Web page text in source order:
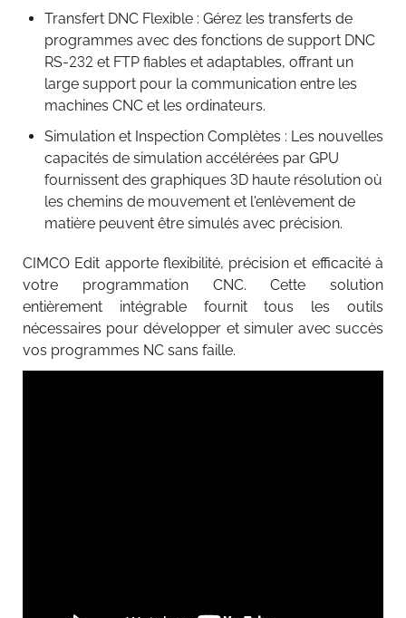
Transfert DNC Flexible : Gérez les transferts de
programmes avec des fonctions de support DNC
RS-232 et FTP fiables et adaptables, offrant un
large support pour la communication entre les
machines CNC et les ordinateurs.
Simulation et Inspection Complètes : Les nouvelles
capacités de simulation accélérées par GPU
fournissent des graphiques 3D haute résolution où
les chemins de mouvement et l'enlèvement de
matière peuvent être simulés avec précision.
CIMCO Edit apporte flexibilité, précision et efficacité à
votre programmation CNC. Cette solution
entièrement intégrable fournit tous les outils
nécessaires pour développer et simuler avec succès
vos programmes NC sans faille.